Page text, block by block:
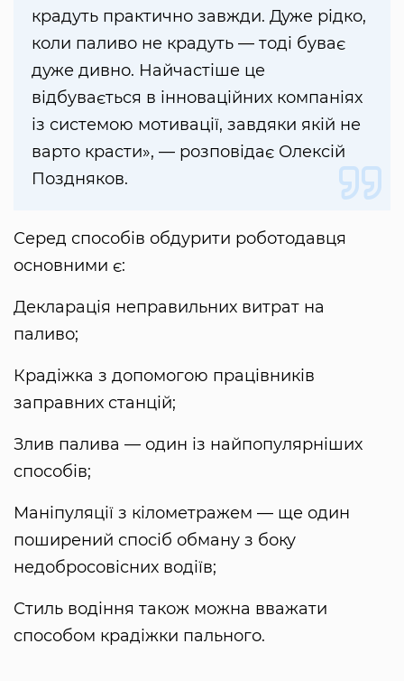
крадуть практично завжди. Дуже рідко,
коли паливо не крадуть — тоді буває
дуже дивно. Найчастіше це
відбувається в інноваційних компаніях
із системою мотивації, завдяки якій не
варто красти», — розповідає Олексій
Поздняков.
Серед способів обдурити роботодавця
основними є:
Декларація неправильних витрат на
паливо;
Крадіжка з допомогою працівників
заправних станцій;
Злив палива — один із найпопулярніших
способів;
Маніпуляції з кілометражем — ще один
поширений спосіб обману з боку
недобросовісних водіїв;
Стиль водіння також можна вважати
способом крадіжки пального.